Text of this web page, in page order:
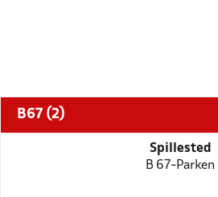
B67 (2)
Spillested
B 67-Parken